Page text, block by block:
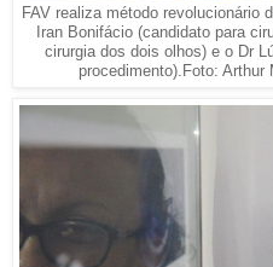
FAV realiza método revolucionário
Iran Bonifácio (candidato para
cirurgia dos dois olhos) e o Dr
procedimento).Foto: Arthur